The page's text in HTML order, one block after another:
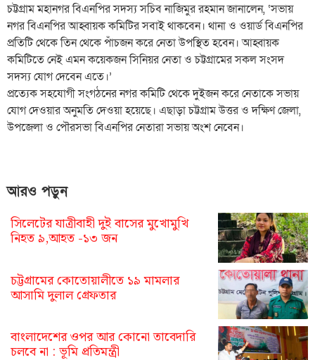
চট্টগ্রাম মহানগর বিএনপির সদস্য সচিব নাজিমুর রহমান জানালেন, ‘সভায়
নগর বিএনপির আহ্বায়ক কমিটির সবাই থাকবেন। থানা ও ওয়ার্ড বিএনপির
প্রতিটি থেকে তিন থেকে পাঁচজন করে নেতা উপস্থিত হবেন। আহ্বায়ক
কমিটিতে নেই এমন কয়েকজন সিনিয়র নেতা ও চট্টগ্রামের সকল সংসদ
সদস্য যোগ দেবেন এতে।’
প্রত্যেক সহযোগী সংগঠনের নগর কমিটি থেকে দুইজন করে নেতাকে সভায়
যোগ দেওয়ার অনুমতি দেওয়া হয়েছে। এছাড়া চট্টগ্রাম উত্তর ও দক্ষিণ জেলা,
উপজেলা ও পৌরসভা বিএনপির নেতারা সভায় অংশ নেবেন।
আরও পড়ুন
সিলেটের যাত্রীবাহী দুই বাসের মুখোমুখি
নিহত ৯,আহত -১৩ জন
চট্টগ্রামের কোতোয়ালীতে ১৯ মামলার
আসামি দুলাল গ্রেফতার
বাংলাদেশের ওপর আর কোনো তাবেদারি
চলবে না : ভূমি প্রতিমন্ত্রী